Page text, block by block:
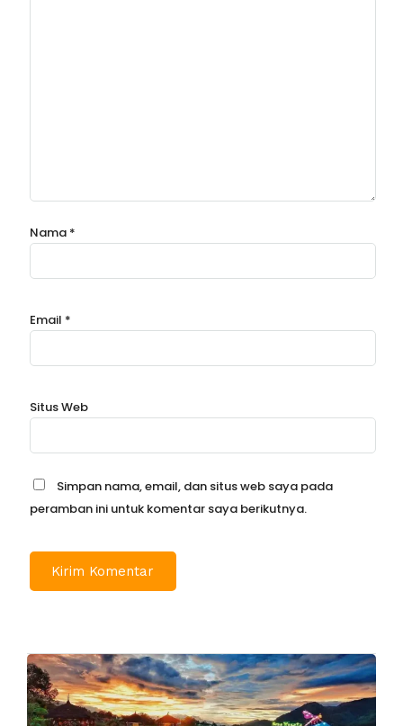
Nama *
Email *
Situs Web
Simpan nama, email, dan situs web saya pada
peramban ini untuk komentar saya berikutnya.